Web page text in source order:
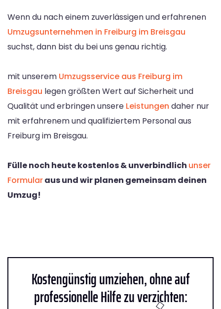
Wenn du nach einem zuverlässigen und erfahrenen
Umzugsunternehmen in Freiburg im Breisgau
suchst, dann bist du bei uns genau richtig.
mit unserem Umzugsservice aus Freiburg im
Breisgau legen größten Wert auf Sicherheit und
Qualität und erbringen unsere Leistungen daher nur
mit erfahrenem und qualifiziertem Personal aus
Freiburg im Breisgau.
Fülle noch heute kostenlos & unverbindlich unser
Formularaus und wir planen gemeinsam deinen
Umzug!
Kostengünstig umziehen, ohne auf
professionelle Hilfe zu verzichten: